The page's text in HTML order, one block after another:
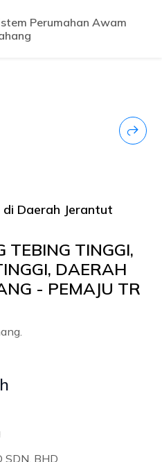
Perumahan Awam
Daerah Jerantut
TEBING TINGGI,
DAERAH
- PEMAJU TR
SDN. BHD